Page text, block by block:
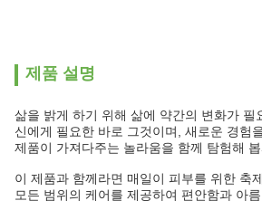
제품 설명
삶을 밝게 하기 위해 삶에 약간의 변화가 필
신에게 필요한 바로 그것이며, 새로운 경험
제품이 가져다주는 놀라움을 함께 탐험해
이 제품과 함께라면 매일이 피부를 위한 축
모든 범위의 케어를 제공하여 편안함과 아